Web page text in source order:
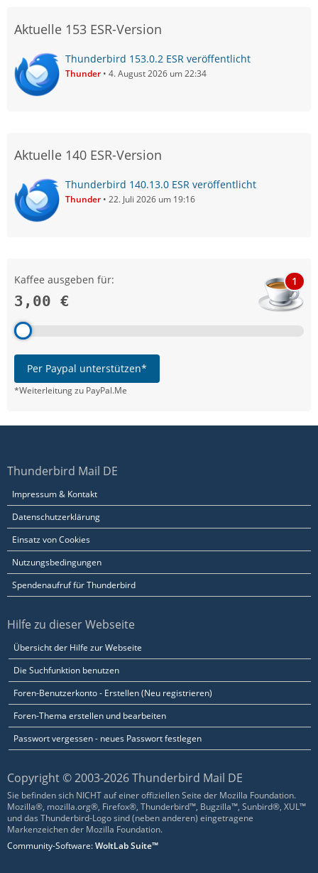
Aktuelle 153 ESR-Version
Thunderbird 153.0.2 ESR veröffentlicht
Thunder 4. August 2026 um 22:34
Aktuelle 140 ESR-Version
Thunderbird 140.13.0 ESR veröffentlicht
Thunder 22. Juli 2026 um 19:16
Kaffee ausgeben für:
3,00 €
1
Per Paypal unterstützen*
*Weiterleitung zu PayPal.Me
Thunderbird Mail DE
Impressum & Kontakt
Datenschutzerklärung
Einsatz von Cookies
Nutzungsbedingungen
Spendenaufruf für Thunderbird
Hilfe zu dieser Webseite
Übersicht der Hilfe zur Webseite
Die Suchfunktion benutzen
Foren-Benutzerkonto - Erstellen (Neu registrieren)
Foren-Thema erstellen und bearbeiten
Passwort vergessen - neues Passwort festlegen
Copyright © 2003-2026 Thunderbird Mail DE
Sie befinden sich NICHT auf einer offiziellen Seite der Mozilla Foundation.
Mozilla®, mozilla.org®, Firefox®, Thunderbird™, Bugzilla™, Sunbird®, XUL™
und das Thunderbird-Logo sind (neben anderen) eingetragene
Markenzeichen der Mozilla Foundation.
Community-Software:WoltLab Suite™